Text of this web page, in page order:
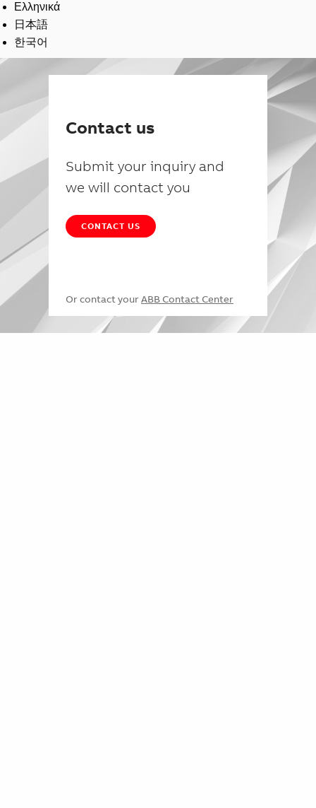
Ελληνικά
日本語
한국어
Contact us
Submit your inquiry and
we will contact you
CONTACT US
Or contact your ABB Contact Center